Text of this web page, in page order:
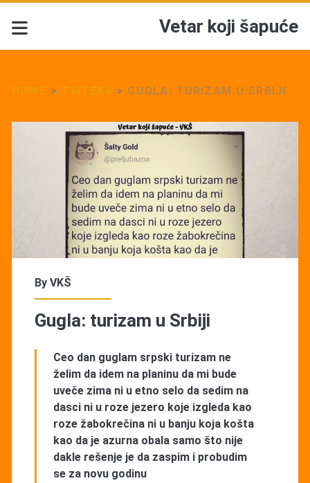
Vetar koji šapuće
> > GUGLA: TURIZAM U SRBIJI
By VKŠ
Gugla: turizam u Srbiji
Ceo dan guglam srpski turizam ne
želim da idem na planinu da mi bude
uveče zima ni u etno selo da sedim na
dasci ni u roze jezero koje izgleda kao
roze žabokrečina ni u banju koja košta
kao da je azurna obala samo što nije
dakle rešenje je da zaspim i probudim
se za novu godinu